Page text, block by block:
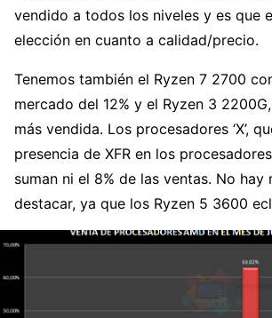
vendido a todos los niveles y es que
elección en cuanto a calidad/precio.
Tenemos también el Ryzen 7 2700
mercado del 12% y el Ryzen 3
más vendida. Los procesadores ‘X’,
presencia de XFR en los
suman ni el 8% de las ventas. No hay
destacar, ya que los Ryzen 5 3600